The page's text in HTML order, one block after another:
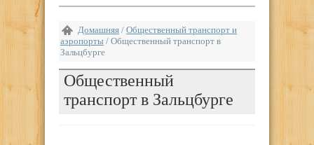
Домашняя / Общественный транспорт и
аэропорты / Общественный транспорт в
Зальцбурге
Общественный
транспорт в Зальцбурге